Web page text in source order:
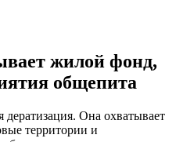
жилой фонд,
общепита
Она охватывает
территории и